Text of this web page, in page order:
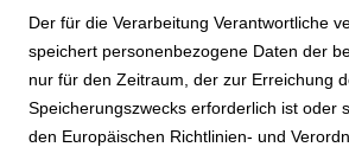
Der für die Verarbeitung Verantwortliche
speichert personenbezogene Daten der
nur für den Zeitraum, der zur Erreichung
Speicherungszwecks erforderlich ist oder
den Europäischen Richtlinien- und